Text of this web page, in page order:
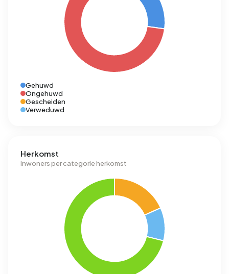
Gehuwd
Ongehuwd
Gescheiden
Verweduwd
Herkomst
Inwoners per categorie herkomst